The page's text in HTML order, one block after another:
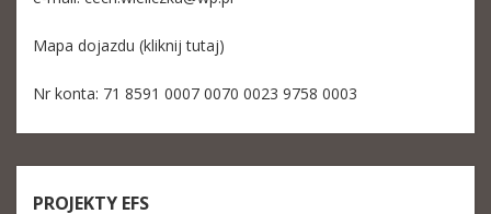
Mapa dojazdu (kliknij tutaj)
Nr konta: 71 8591 0007 0070 0023 9758 0003
PROJEKTY EFS